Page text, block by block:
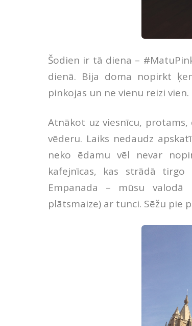
Šodien ir tā diena –
dienā. Bija doma nopirkt
pinkojas un ne vienu reizi
Atnākot uz viesnīcu, protams,
vēderu. Laiks nedaudz
neko ēdamu vēl nevar
kafejnīcas, kas strādā
Empanada – mūsu
plātsmaize) ar tunci. Sēžu pie